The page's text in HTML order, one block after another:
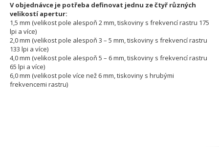
V objednávce je potřeba definovat jednu ze čtyř různých
velikostí apertur:
1,5 mm (velikost pole alespoň 2 mm, tiskoviny s frekvencí rastru 175
lpi a více)
2,0 mm (velikost pole alespoň 3 – 5 mm, tiskoviny s frekvencí rastru
133 lpi a více)
4,0 mm (velikost pole alespoň 5 – 6 mm, tiskoviny s frekvencí rastru
65 lpi a více)
6,0 mm (velikost pole více než 6 mm, tiskoviny s hrubými
frekvencemi rastru)